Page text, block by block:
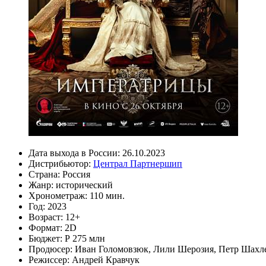
Дата выхода в России: 26.10.2023
Дистрибьютор: Централ Партнершип
Страна: Россия
Жанр: исторический
Хронометраж: 110 мин.
Год: 2023
Возраст: 12+
Формат: 2D
Бюджет: Р 275 млн
Продюсер: Иван Голомовзюк, Лили Шерозия, Петр
Режиссер: Андрей Кравчук